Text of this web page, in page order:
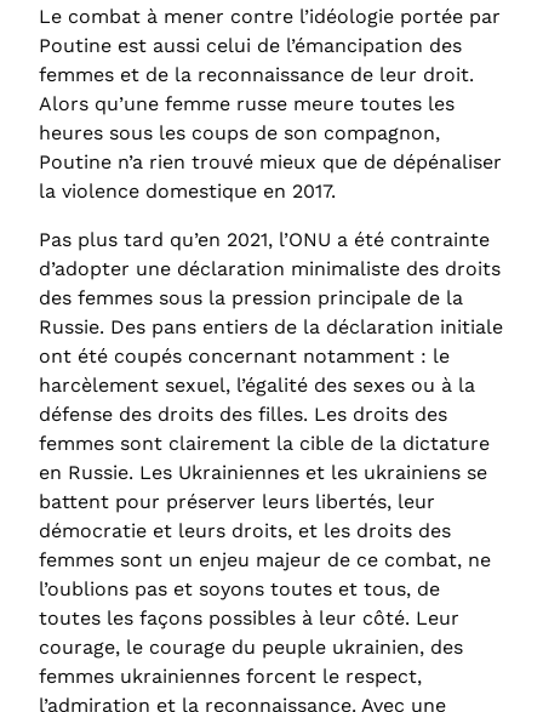
Le combat à mener contre l’idéologie portée par
Poutine est aussi celui de l’émancipation des
femmes et de la reconnaissance de leur droit.
Alors qu’une femme russe meure toutes les
heures sous les coups de son compagnon,
Poutine n’a rien trouvé mieux que de dépénaliser
la violence domestique en 2017.
Pas plus tard qu’en 2021, l’ONU a été contrainte
d’adopter une déclaration minimaliste des droits
des femmes sous la pression principale de la
Russie. Des pans entiers de la déclaration initiale
ont été coupés concernant notamment : le
harcèlement sexuel, l’égalité des sexes ou à la
défense des droits des filles. Les droits des
femmes sont clairement la cible de la dictature
en Russie. Les Ukrainiennes et les ukrainiens se
battent pour préserver leurs libertés, leur
démocratie et leurs droits, et les droits des
femmes sont un enjeu majeur de ce combat, ne
l’oublions pas et soyons toutes et tous, de
toutes les façons possibles à leur côté. Leur
courage, le courage du peuple ukrainien, des
femmes ukrainiennes forcent le respect,
l’admiration et la reconnaissance. Avec une